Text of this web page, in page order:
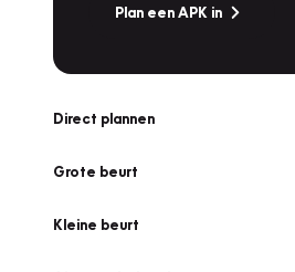
Plan een APK in
Direct plannen
Grote beurt
Kleine beurt